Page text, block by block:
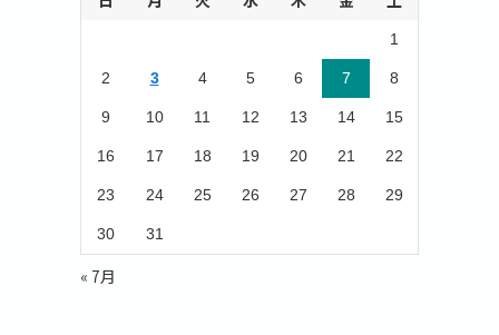
1
2 3 4 5 6 7 8
9 10 11 12 13 14 15
16 17 18 19 20 21 22
23 24 25 26 27 28 29
30 31
« 7月